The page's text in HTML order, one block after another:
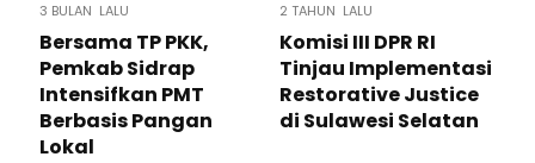
3 BULAN LALU
Bersama TP PKK,
Pemkab Sidrap
Intensifkan PMT
Berbasis Pangan
Lokal
2 TAHUN LALU
Komisi III DPR RI
Tinjau Implementasi
Restorative Justice
di Sulawesi Selatan